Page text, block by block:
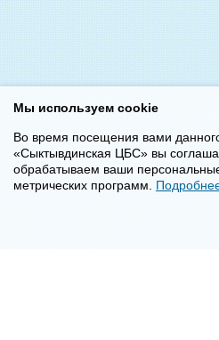
Мы используем cookie
Во время посещения вами
«Сыктывдинская ЦБС» вы
обрабатываем ваши
метрических программ.